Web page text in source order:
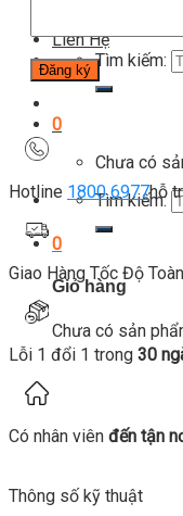
Liên Hệ
Tìm kiếm:
0
Chưa có
Tìm kiếm:
0
Giỏ hàng
Chưa có sản
Hotline 1800 6977hỗ
Giao Hàng Tốc Độ
Lỗi 1 đổi 1 trong 30
Có nhân viên đến tận
Thông số kỹ thuật